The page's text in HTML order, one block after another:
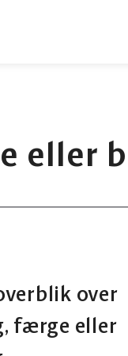
eller
over
færge eller